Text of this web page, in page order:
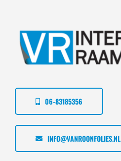
06-83185356
INFO@VANROONFOLIES.NL